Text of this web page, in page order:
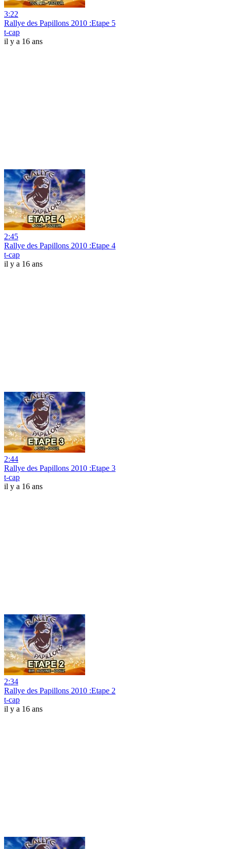
3:22
Rallye des Papillons 2010 :Etape 5
t-cap
il y a 16 ans
2:45
Rallye des Papillons 2010 :Etape 4
t-cap
il y a 16 ans
2:44
Rallye des Papillons 2010 :Etape 3
t-cap
il y a 16 ans
2:34
Rallye des Papillons 2010 :Etape 2
t-cap
il y a 16 ans